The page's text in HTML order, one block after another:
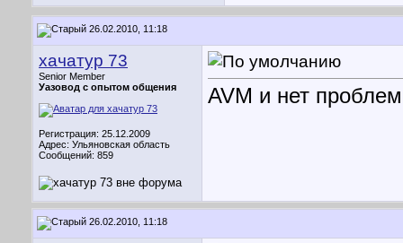
26.02.2010, 11:18
хачатур 73
Senior Member
Уазовод с опытом общения
Регистрация: 25.12.2009
Адрес: Ульяновская область
Сообщений: 859
AVM и нет проблем
26.02.2010, 11:18